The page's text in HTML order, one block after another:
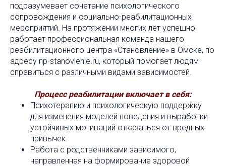
подразумевает сочетание психологического
сопровождения и социально-реабилитационных
мероприятий. На протяжении многих лет успешно
работает профессиональная команда нашего
реабилитационного центра «Становление» в Омске, по
адресу np-stanovlenie.ru, который помогает людям
справиться с различными видами зависимостей.
Процесс реабилитации включает в себя:
Психотерапию и психологическую поддержку
для изменения моделей поведения и выработки
устойчивых мотиваций отказаться от вредных
привычек.
Работа с родственниками зависимого,
направленная на формирование здоровой